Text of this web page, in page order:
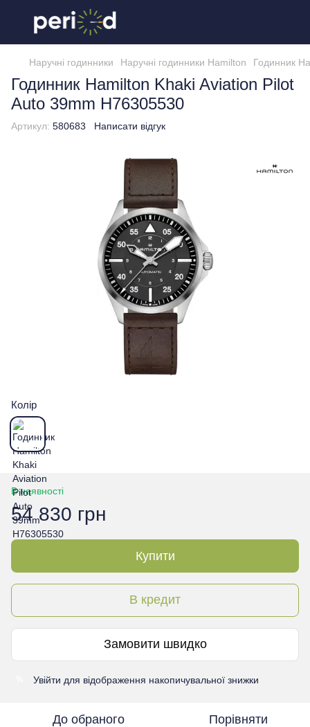
Наручні годинники Наручні годинники Hamilton Годинник
Годинник Hamilton Khaki Aviation Pilot
Auto 39mm H76305530
Артикул: 580683 Написати відгук
Колір
В наявності
54 830 грн
Купити
В кредит
Замовити швидко
Увійти для відображення накопичувальної знижки
До обраного Порівняти